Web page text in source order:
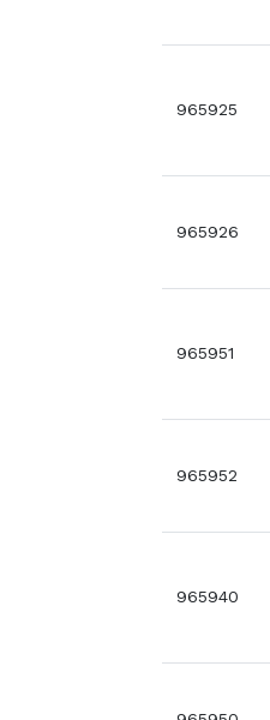
965925
965926
965951
965952
965940